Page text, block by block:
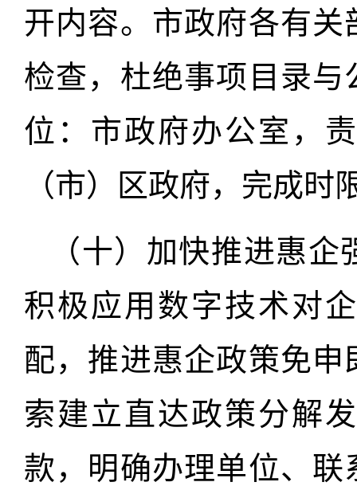
开内容。市政府各有
检查，杜绝事项目录
位：市政府办公室，
（市）区政府，完成时
（十）加快推进惠
积极应用数字技术对
配，推进惠企政策免
索建立直达政策分解
款，明确办理单位、